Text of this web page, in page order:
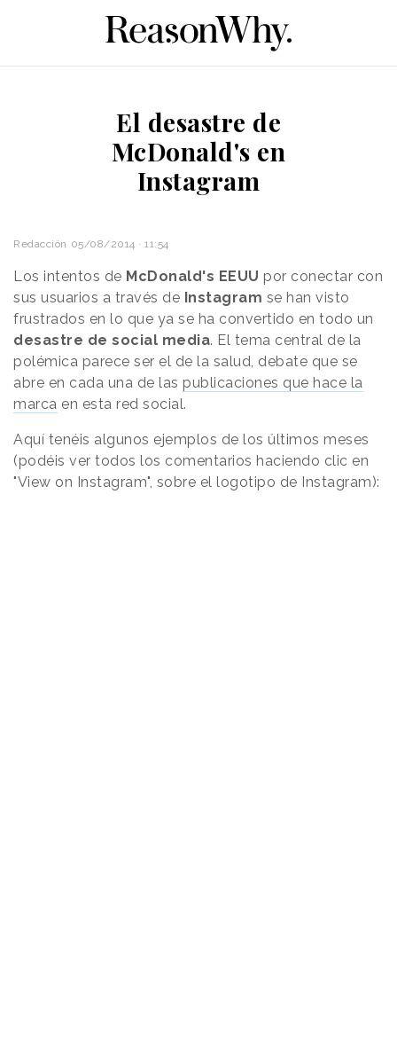
El desastre de
McDonald's en
Instagram
Redacción 05/08/2014 · 11:54
Los intentos de McDonald's EEUU por conectar con
sus usuarios a través de Instagram se han visto
frustrados en lo que ya se ha convertido en todo un
desastre de social media. El tema central de la
polémica parece ser el de la salud, debate que se
abre en cada una de las publicaciones que hace la
marca en esta red social.
Aquí tenéis algunos ejemplos de los últimos meses
(podéis ver todos los comentarios haciendo clic en
"View on Instagram", sobre el logotipo de Instagram):